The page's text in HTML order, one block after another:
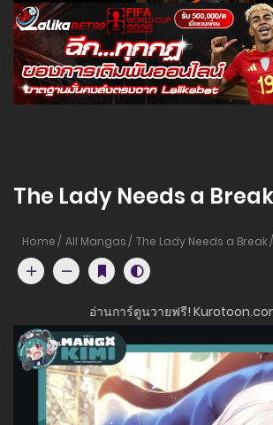
The Lady Needs a
Home All Mangas The Lady Needs a Break
อ่านการ์ตูนวายฟรี!